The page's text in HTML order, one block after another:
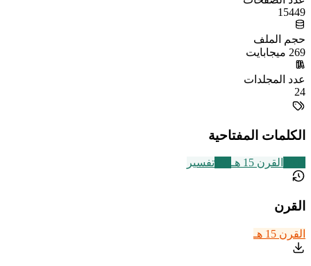
15449
حجم الملف
269 ميجابايت
عدد المجلدات
24
الكلمات المفتاحية
القرن 15 هـ تفسير
القرن
القرن 15 هـ